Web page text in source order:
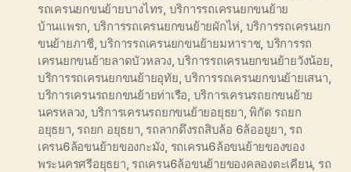
รถเครนยกขนย้ายบางไทร บริการรถเครนยกขนย้าย
บ้านแพรก บริการรถเครนยกขนย้ายผักไห่ บริการรถเครนยก
ขนย้ายภาชี,บริการรถเครนยกขนย้ายมหาราช, บริการรถ
เครนยกขนย้ายลาดบัวหลวง,บริการรถเครนยกขนย้ายวังน้อย
บริการรถเครนยกขนย้ายอุทัย ,บริการรถเครนยกขนย้ายเสนา
บริการเครนรถยกขนย้ายท่าเรือ บริการเครนรถยกขนย้าย
นครหลวง บริการเครนรถยกขนย้ายอยุธยา ,พิกัด รถยก
อยุธยา รถยก อยุธยา รถลากดึงรถสิบล้อ 6ล้ออยูยา รถ
เครน6ล้อขนย้ายของกะมัง รถเครน6ล้อขนย้ายของของ
พระนครศรีอยุธยา รถเครน6ล้อขนย้ายของคลองตะเคียน, รถ